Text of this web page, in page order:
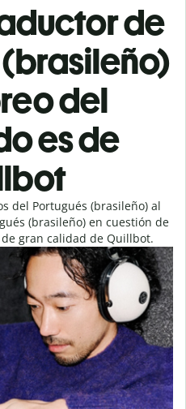
de
del
es de
del Portugués (brasileño) al
(brasileño) en cuestión de
gran calidad de Quillbot.